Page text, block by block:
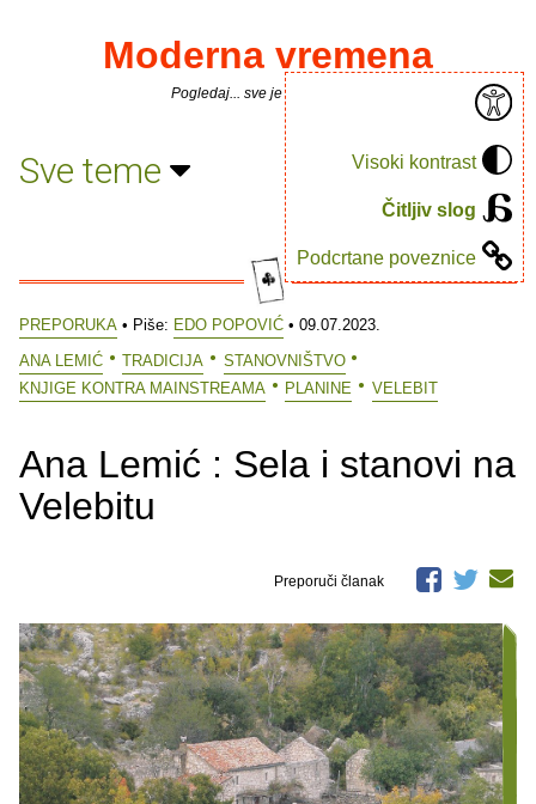
Visoki kontrast
Čitljiv slog
Podcrtane poveznice
Moderna vremena
Pogledaj... sve je puno knjiga.
Sve teme
PREPORUKA • Piše: EDO POPOVIĆ • 09.07.2023.
ANA LEMIĆ
TRADICIJA
STANOVNIŠTVO
KNJIGE KONTRA MAINSTREAMA
PLANINE VELEBIT
Ana Lemić : Sela i stanovi na
Velebitu
Preporuči članak